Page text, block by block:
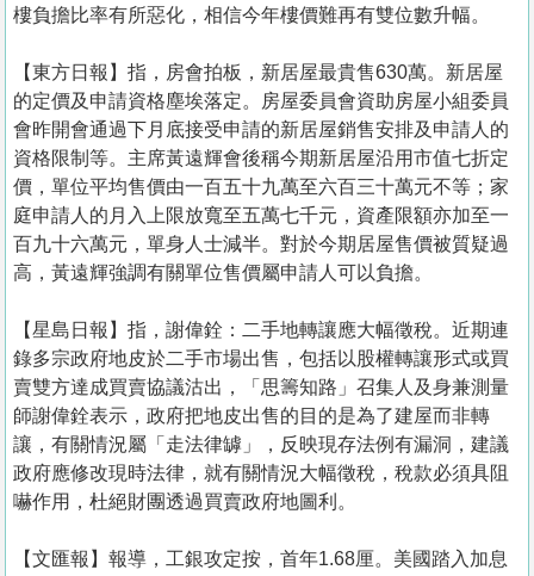
樓負擔比率有所惡化，相信今年樓價難再有雙位數升幅。
【東方日報】指，房會拍板，新居屋最貴售630萬。新居屋
的定價及申請資格塵埃落定。房屋委員會資助房屋小組委員
會昨開會通過下月底接受申請的新居屋銷售安排及申請人的
資格限制等。主席黃遠輝會後稱今期新居屋沿用市值七折定
價，單位平均售價由一百五十九萬至六百三十萬元不等；家
庭申請人的月入上限放寬至五萬七千元，資產限額亦加至一
百九十六萬元，單身人士減半。對於今期居屋售價被質疑過
高，黃遠輝強調有關單位售價屬申請人可以負擔。
【星島日報】指，謝偉銓：二手地轉讓應大幅徵稅。近期連
錄多宗政府地皮於二手市場出售，包括以股權轉讓形式或買
賣雙方達成買賣協議沽出，「思籌知路」召集人及身兼測量
師謝偉銓表示，政府把地皮出售的目的是為了建屋而非轉
讓，有關情況屬「走法律罅」，反映現存法例有漏洞，建議
政府應修改現時法律，就有關情況大幅徵稅，稅款必須具阻
嚇作用，杜絕財團透過買賣政府地圖利。
【文匯報】報導，工銀攻定按，首年1.68厘。美國踏入加息